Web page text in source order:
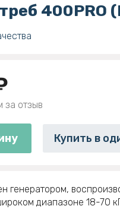
400PRO
за отзыв
Купить в
генератором,
диапазоне 18-70